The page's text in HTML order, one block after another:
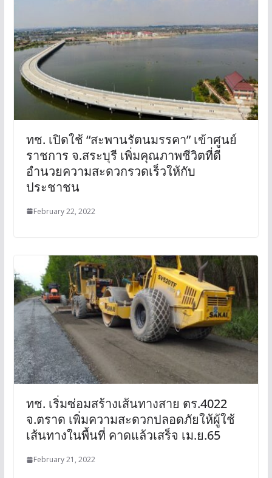
ทช. เปิดใช้ “สะพานรัตนมรรคา” เข้าศูนย์
ราชการ จ.สระบุรี เพิ่มคุณภาพชีวิตที่ดี
อำนวยความสะดวกรวดเร็วให้กับ
ประชาชน
February 22, 2022
ทช. เริ่มซ่อมสร้างเส้นทางสาย ตร.4022
จ.ตราด เพิ่มความสะดวกปลอดภัยให้ผู้ใช้
เส้นทางในพื้นที่ คาดแล้วเสร็จ เม.ย.65
February 21, 2022